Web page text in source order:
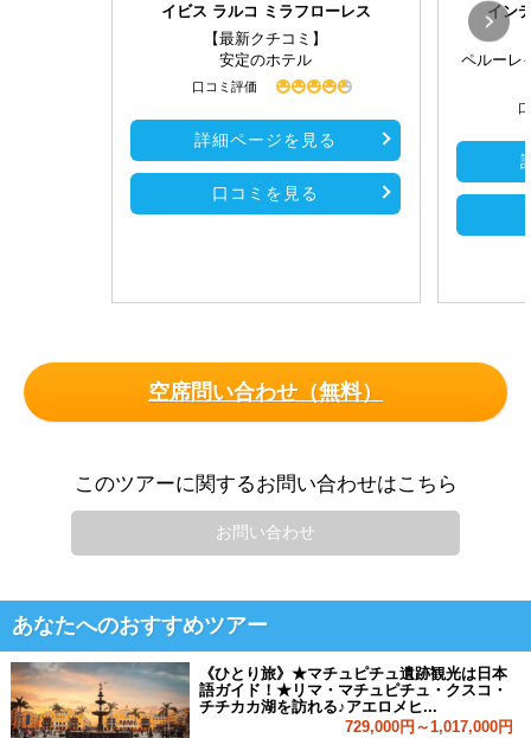
イビス ラルコ ミラフローレス
【最新クチコミ】
安定のホテル
口コミ評価
詳細ページを見る
口コミを見る
イン
ペルーレ
空席問い合わせ（無料）
このツアーに関するお問い合わせはこちら
お問い合わせ
あなたへのおすすめツアー
《ひとり旅》★マチュピチュ遺跡観光は日本
語ガイド！★リマ・マチュピチュ・クスコ・
チチカカ湖を訪れる♪アエロメヒ...
729,000円～1,017,000円